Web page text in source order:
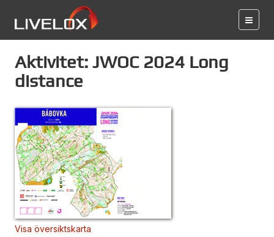
Aktivitet: JWOC 2024 Long
distance
Visa översiktskarta